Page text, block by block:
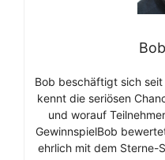
Bob beschäftigt sich
kennt die seriösen
und worauf
GewinnspielBob
ehrlich mit dem Sterne-